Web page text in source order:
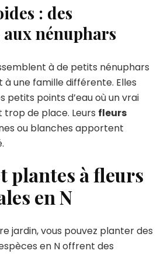
: des
nénuphars
à de petits nénuphars
une famille différente. Elles
petits points d’eau où un vrai
de place. Leurs fleurs
ou blanches apportent
plantes à fleurs
en N
jardin, vous pouvez planter des
en N offrent des